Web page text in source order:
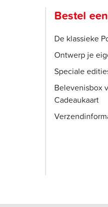
Bestel
De klassieke
Ontwerp je
Speciale
Belevenisbox
Cadeaukaart